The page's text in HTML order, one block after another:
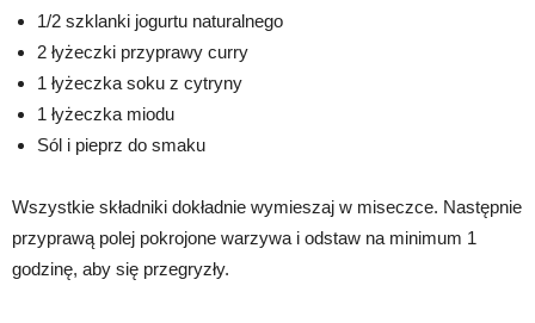
1/2 szklanki jogurtu naturalnego
2 łyżeczki przyprawy curry
1 łyżeczka soku z cytryny
1 łyżeczka miodu
Sól i pieprz do smaku
Wszystkie składniki dokładnie wymieszaj w miseczce. Następnie
przyprawą polej pokrojone warzywa i odstaw na minimum 1
godzinę, aby się przegryzły.